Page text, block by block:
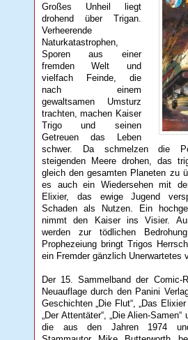
Großes Unheil liegt
drohend über Trigan.
Verheerende
Naturkatastrophen,
Sporen aus einer
fremden Welt und
vielfach Feinde, die
nach einem
gewaltsamen Umsturz
trachten, machen Kaiser
Trigo und seinen
Getreuen das Leben
schwer. Da schmelzen die
steigenden Meere drohen, das
gleich den gesamten Planeten zu
es auch ein Wiedersehen mit
Elixier, das ewige Jugend
Schaden als Nutzen. Ein
nimmt den Kaiser ins Visier.
werden zur tödlichen
Prophezeiung bringt Trigos
ein Fremder gänzlich Unerwartetes
Der 15. Sammelband der Comic-
Neuauflage durch den Panini
Geschichten „Die Flut“, „Das Elixier
„Der Attentäter“, „Die Alien-Samen“
die aus den Jahren 1974